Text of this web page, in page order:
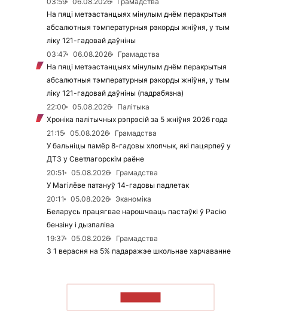
На пяці метэастанцыях мінулым днём перакрытыя
абсалютныя тэмпературныя рэкорды жніўня, у тым
ліку 121-гадовай даўніны
03:47
06.08.2026
Грамадства
На пяці метэастанцыях мінулым днём перакрытыя
абсалютныя тэмпературныя рэкорды жніўня, у тым
ліку 121-гадовай даўніны (падрабязна)
22:00
05.08.2026
Палітыка
Хроніка палітычных рэпрэсій за 5 жніўня 2026 года
21:15
05.08.2026
Грамадства
У бальніцы памёр 8-гадовы хлопчык, які пацярпеў у
ДТЗ у Светлагорскім раёне
20:51
05.08.2026
Грамадства
У Магілёве патануў 14-гадовы падлетак
20:11
05.08.2026
Эканоміка
Беларусь працягвае нарошчваць пастаўкі ў Расію
бензіну і дызпаліва
19:37
05.08.2026
Грамадства
З 1 верасня на 5% падаражэе школьнае харчаванне